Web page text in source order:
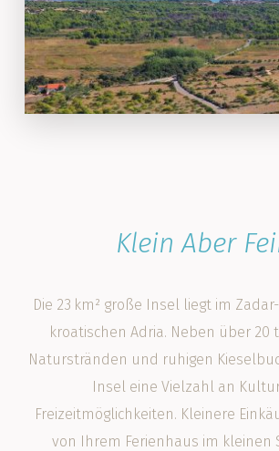
Klein Aber
Die 23 km² große Insel liegt im
kroatischen Adria. Neben über 20
Naturstränden und ruhigen
Insel eine Vielzahl an
Freizeitmöglichkeiten. Kleinere
von Ihrem Ferienhaus im kleinen